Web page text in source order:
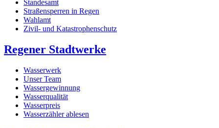
Standesamt
Straßensperren in Regen
Wahlamt
Zivil- und Katastrophenschutz
Regener Stadtwerke
Wasserwerk
Unser Team
Wassergewinnung
Wasserqualität
Wasserpreis
Wasserzähler ablesen